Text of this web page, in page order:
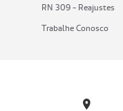
RN 309 - Reajustes
Trabalhe Conosco